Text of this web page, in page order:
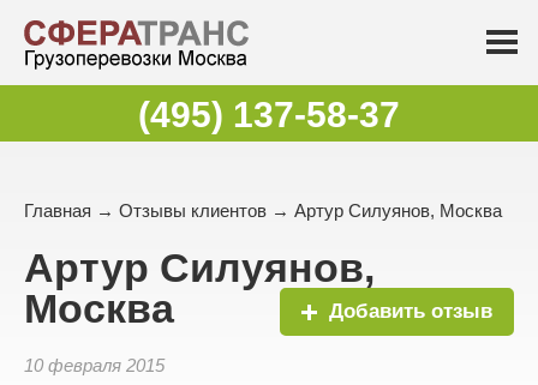
(495) 137-58-37
Главная → Отзывы клиентов → Артур Силуянов, Москва
Артур Силуянов,
Москва
Добавить отзыв
10 февраля 2015